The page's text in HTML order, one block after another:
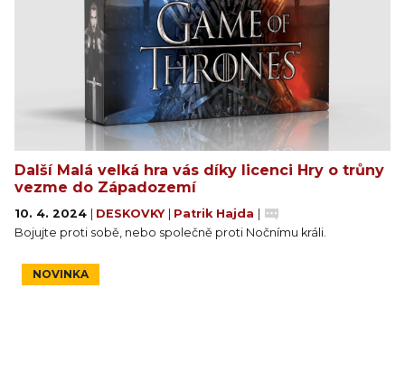
Další Malá velká hra vás díky licenci Hry o trůny
vezme do Západozemí
10. 4. 2024 DESKOVKY Patrik Hajda
Bojujte proti sobě, nebo společně proti Nočnímu králi.
NOVINKA